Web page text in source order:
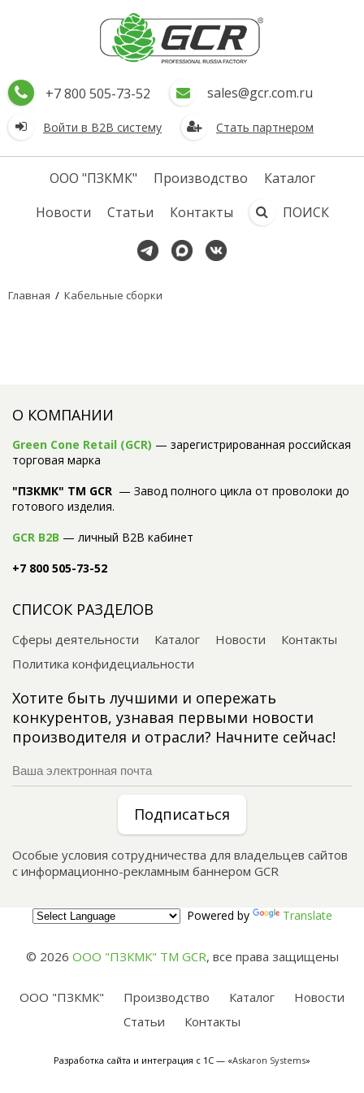
+7 800 505-73-52 sales@gcr.com.ru
Войти в В2В систему Стать партнером
ООО "ПЗКМК" Производство
Каталог
Новости
Статьи Контакты ПОИСК
Главная / Кабельные сборки
О КОМПАНИИ
Green Cone Retail (GCR) — зарегистрированная российская
торговая марка
"ПЗКМК" TM GCR — Завод полного цикла от проволоки до
готового изделия.
GCR B2B — личный B2B кабинет
+7 800 505-73-52
СПИСОК РАЗДЕЛОВ
Сферы деятельности Каталог Новости
Контакты
Политика конфидециальности
Хотите быть лучшими и опережать
конкурентов, узнавая первыми новости
производителя и отрасли? Начните сейчас!
Подписаться
Особые условия сотрудничества для владельцев сайтов
с информационно-рекламным баннером GCR
Powered by Translate
© 2026 ООО "ПЗКМК" TM GCR, все права защищены
ООО "ПЗКМК" Производство Каталог
Новости
Статьи
Контакты
Разработка сайта и интеграция с 1С — «Askaron Systems»